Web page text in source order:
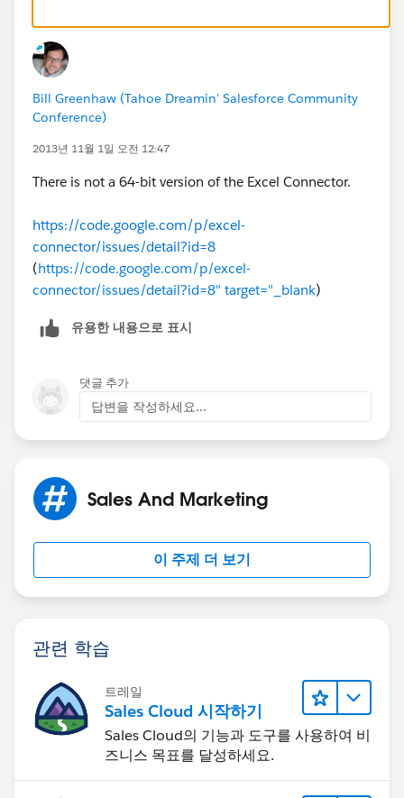
Bill Greenhaw (Tahoe Dreamin' Salesforce Community
Conference)
2013년 11월 1일 오전 12:47
There is not a 64-bit version of the Excel Connector.
https://code.google.com/p/excel-
connector/issues/detail?id=8
(https://code.google.com/p/excel-
connector/issues/detail?id=8" target="_blank)
유용한 내용으로 표시
댓글 추가
답변을 작성하세요...
Sales And Marketing
이 주제 더 보기
관련 학습
트레일
Sales Cloud 시작하기
Sales Cloud의 기능과 도구를 사용하여 비
즈니스 목표를 달성하세요.